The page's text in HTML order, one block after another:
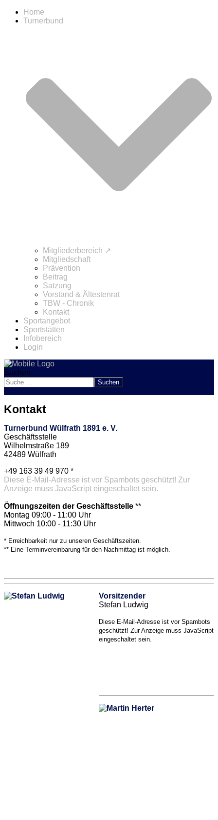
Home
Turnerbund
Mitgliederbereich ↗
Mitgliedschaft
Prävention
Beitrag
Satzung
Vorstand & Ältestenrat
TBW - Chronik
Kontakt
Sportangebot
Sportstätten
Infobereich
Login
Suchen
Suchen
Kontakt
Turnerbund Wülfrath 1891 e. V.
Geschäftsstelle
Wilhelmstraße 189
42489 Wülfrath
+49 163 39 49 970 *
Diese E-Mail-Adresse ist vor Spambots geschützt! Zur
Anzeige muss JavaScript eingeschaltet sein.
Öffnungszeiten der Geschäftsstelle **
Montag 09:00 - 11:00 Uhr
Mittwoch 10:00 - 11:30 Uhr
* Erreichbarkeit nur zu unseren Geschäftszeiten.
** Eine Terminvereinbarung für den Nachmittag ist möglich.
Vorsitzender
Stefan Ludwig
Diese E-Mail-Adresse ist vor Spambots
geschützt! Zur Anzeige muss JavaScript
eingeschaltet sein.